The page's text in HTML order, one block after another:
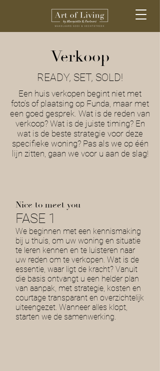
Verkoop
READY, SET, SOLD!
Een huis verkopen begint niet met
foto’s of plaatsing op Funda, maar met
een goed gesprek. Wat is de reden van
verkoop? Wat is de juiste timing? En
wat is de beste strategie voor deze
specifieke woning? Pas als we op één
lijn zitten, gaan we voor u aan de slag!
Nice to meet you
FASE 1
We beginnen met een kennismaking
bij u thuis, om uw woning en situatie
te leren kennen en te luisteren naar
uw reden om te verkopen. Wat is de
essentie, waar ligt de kracht? Vanuit
die basis ontvangt u een helder plan
van aanpak, met strategie, kosten en
courtage transparant en overzichtelijk
uiteengezet. Wanneer alles klopt,
starten we de samenwerking.